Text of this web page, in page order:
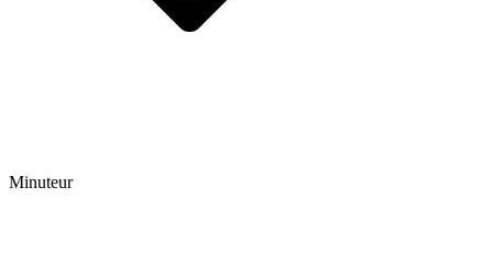
Minuteur